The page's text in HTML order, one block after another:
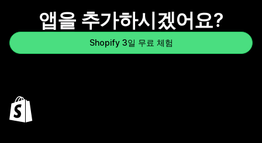
앱을 추가하시겠어요?
Shopify 3일 무료 체험